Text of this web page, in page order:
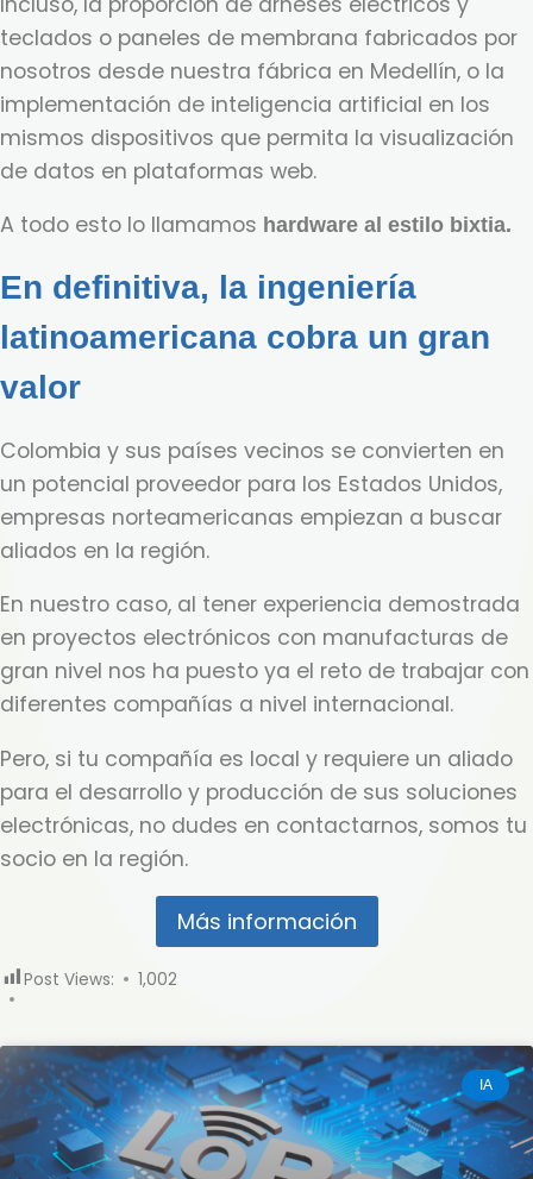
teclados o paneles de membrana fabricados por
nosotros desde nuestra fábrica en Medellín, o la
implementación de inteligencia artificial en los
mismos dispositivos que permita la visualización
de datos en plataformas web.
A todo esto lo llamamos hardware al estilo bixtia.
En definitiva, la ingeniería
latinoamericana cobra un gran
valor
Colombia y sus países vecinos se convierten en
un potencial proveedor para los Estados Unidos,
empresas norteamericanas empiezan a buscar
aliados en la región.
En nuestro caso, al tener experiencia demostrada
en proyectos electrónicos con manufacturas de
gran nivel nos ha puesto ya el reto de trabajar con
diferentes compañías a nivel internacional.
Pero, si tu compañía es local y requiere un aliado
para el desarrollo y producción de sus soluciones
electrónicas, no dudes en contactarnos, somos tu
socio en la región.
Más información
Post Views: 1,002
IA